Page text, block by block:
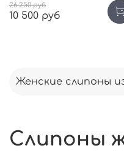
26 250 руб
10 500 руб
Женские слипоны
Слипоны